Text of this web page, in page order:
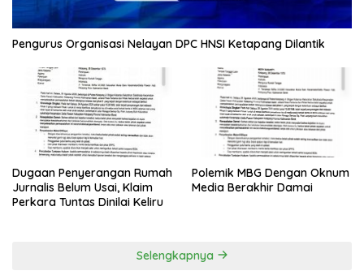
Pengurus Organisasi Nelayan DPC HNSI Ketapang Dilantik
Dugaan Penyerangan Rumah
Jurnalis Belum Usai, Klaim
Perkara Tuntas Dinilai Keliru
Polemik MBG Dengan Oknum
Media Berakhir Damai
Selengkapnya